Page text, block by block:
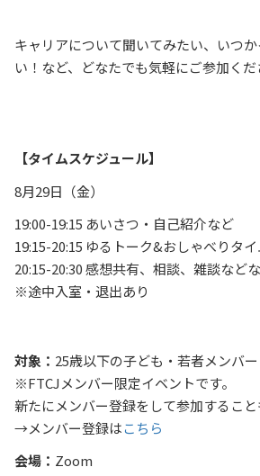
キャリアについて聞いてみたい、いつ
い！など、どなたでも気軽にご参加くだ
【タイムスケジュール】
8月29日（金）
19:00-19:15 あいさつ・自己紹介など
19:15-20:15 ゆるトーク&おしゃべりタイ
20:15-20:30 感想共有、相談、雑談など
※途中入室・退出あり
対象： 25歳以下の子ども・若者メンバー
※FTCJメンバー限定イベントです。
新たにメンバー登録をして参加すること
→メンバー登録はこちら
会場： Zoom